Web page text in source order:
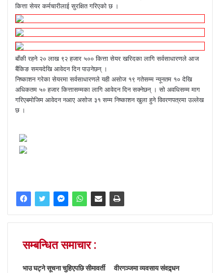
कित्ता सेयर कर्मचारीलाई सुरक्षित गरिएको छ ।
बाँकी रहने २० लाख ९२ हजार ५०० कित्ता सेयर खरिदका लागि सर्वसाधारणले आज
बैंकिङ समयदेखि आवेदन दिन पाउनेछन् ।
निष्काशन गरेका सेयरमा सर्वसाधारणले यही असोज १९ गतेसम्म न्यूनतम १० देखि
अधिकतम ५० हजार कित्तासम्मका लागि आवेदन दिन सक्नेछन् । सो अवधिसम्म माग
गरिएबमोजिम आवेदन नआए असोज ३१ सम्म निष्काशन खुला हुने विवरणपत्रमा उल्लेख
छ ।
सम्बन्धित समाचार :
भाउ घट्ने सूचना चुहिएपछि सीमावर्ती
वीरगञ्जमा व्यवसाय संवद्र्धन